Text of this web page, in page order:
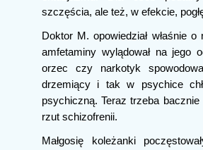
szczęścia, ale też, w efekcie,
Doktor M. opowiedział właśnie
amfetaminy wylądował na jego
orzec czy narkotyk
drzemiący i tak w psychice
psychiczną. Teraz trzeba
rzut schizofrenii.
Małgosię koleżanki